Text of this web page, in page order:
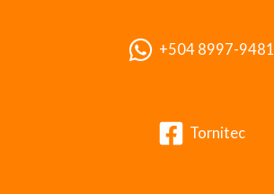
+504 8997-9481
Tornitec